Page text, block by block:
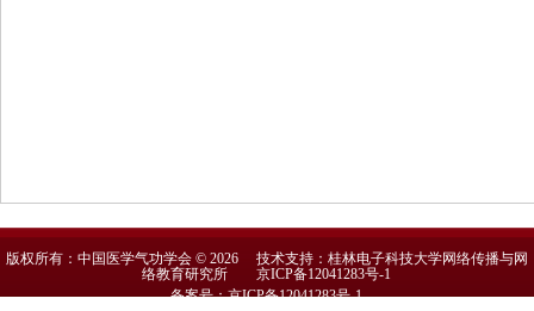
版权所有：中国医学气功学会 © 2026 技术支持：桂林电子科技大学网络传播与网
络教育研究所京ICP备12041283号-1
备案号：京ICP备12041283号-1